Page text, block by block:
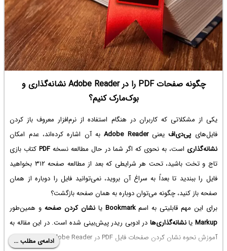
چگونه صفحات PDF را در Adobe Reader نشانه‌گذاری و
بوک‌مارک کنیم؟
یکی از مشکلاتی که کاربران در هنگام استفاده از نرم‌افزار معروف باز کردن
فایل‌های پی‌دی‌افیعنیAdobe Readerبه آن اشاره کرده‌اند، عدم امکان
نشانه‌گذاری است، به نحوی که اگر شما در حال مطالعه نسخه PDFکتاب بازی
تاج و تخت باشید، تحت هر شرایطی که بعد از مطالعه صفحه ۳۱۲ بخواهید
فایل را ببندید تا بعداً به سراغ آن بروید، نمی‌توانید فایل را دوباره از همان
صفحه باز کنید، چگونه می‌توان دوباره به همان صفحه بازگشت؟
برای این مهم قابلیتی به اسمBookmark یانشان کردن صفحهو همین‌طور
Markup یانشانه‌گذاری‌ها در ادوبی ریدر پیش‌بینی شده است. در این مقاله به
آموزش نحوه نشان کردن صفحات فایل PDF در Adobe Reader می‌پردازیم.
ادامه‌ی مطلب ...